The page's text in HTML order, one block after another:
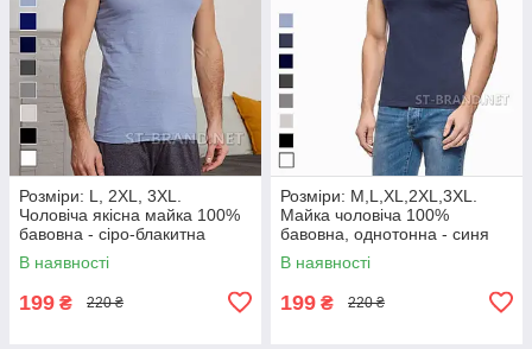
Розміри: L, 2XL, 3XL.
Чоловіча якісна майка 100%
бавовна - сіро-блакитна
В наявності
199 ₴ 220 ₴
Розміри: M,L,XL,2XL,3XL.
Майка чоловіча 100%
бавовна, однотонна - синя
індиго
В наявності
199 ₴ 220 ₴